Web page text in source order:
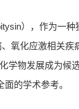
），作为一
氧化应激相关
物发展成为
的学术参考。